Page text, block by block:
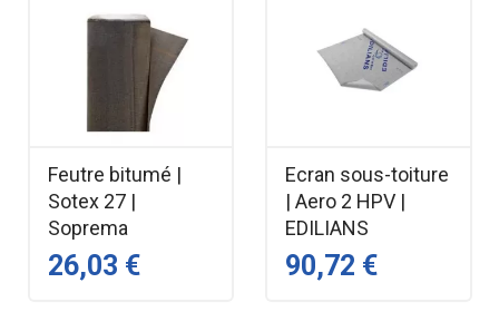
Feutre bitumé |
Sotex 27 |
Soprema
26,03 €
Ecran sous-toiture
| Aero 2 HPV |
EDILIANS
90,72 €